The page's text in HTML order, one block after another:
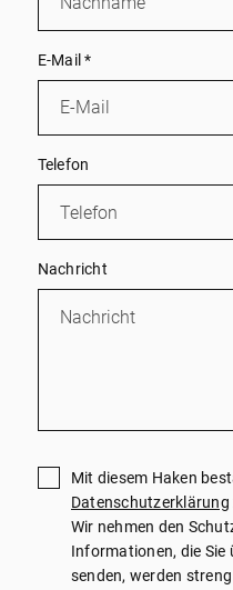
E-Mail*
Telefon
Nachricht
Mit diesem Haken
Datenschutzerklärung
Wir nehmen den
Informationen, die
senden, werden